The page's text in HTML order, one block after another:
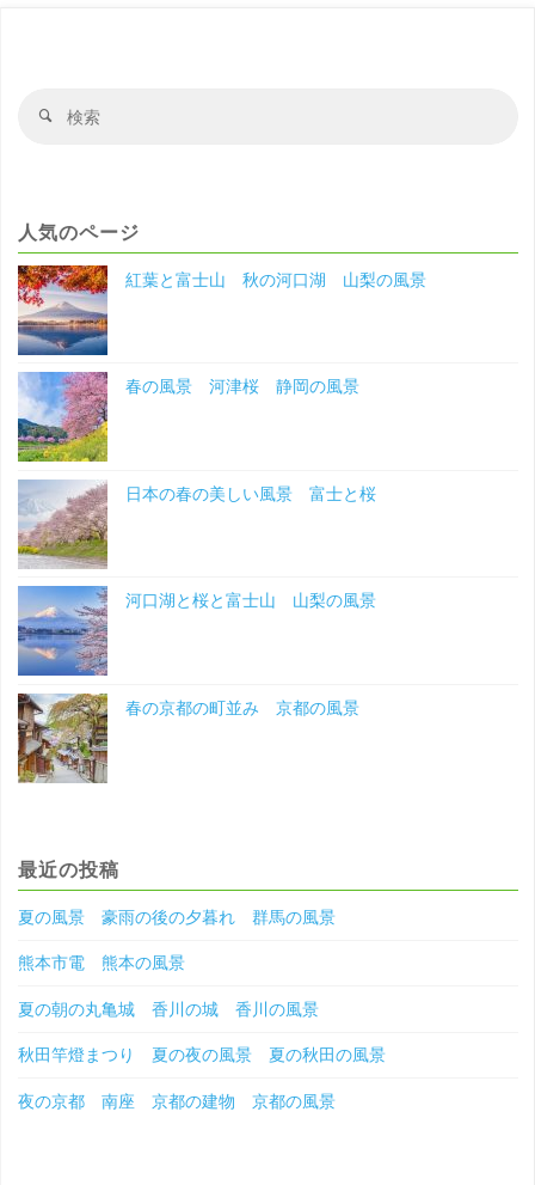
桜
の
景
野
検
人気のページ
紅葉と富士山 秋の河口湖 山梨の風景
春の風景 河津桜 静岡の風景
日本の春の美しい風景 富士と桜
河口湖と桜と富士山 山梨の風景
春の京都の町並み 京都の風景
最近の投稿
夏の風景 豪雨の後の夕暮れ 群馬の風景
熊本市電 熊本の風景
夏の朝の丸亀城 香川の城 香川の風景
秋田竿燈まつり 夏の夜の風景 夏の秋田の風景
夜の京都 南座 京都の建物 京都の風景